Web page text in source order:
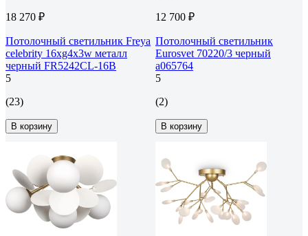
18 270 ₽
Потолочный светильник Freya
celebrity 16хg4x3w металл
черный FR5242CL-16B
5
(23)
В корзину
12 700 ₽
Потолочный светильник
Eurosvet 70220/3 черный
a065764
5
(2)
В корзину